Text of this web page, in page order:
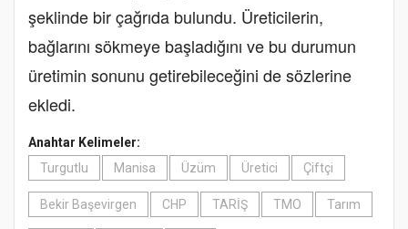
şeklinde bir çağrıda bulundu. Üreticilerin,
bağlarını sökmeye başladığını ve bu durumun
üretimin sonunu getirebileceğini de sözlerine
ekledi.
Anahtar Kelimeler:
Turgutlu
Manisa Üzüm Üretici Çiftçi
Bekir Başevirgen CHP TARİŞ TMO Tarım